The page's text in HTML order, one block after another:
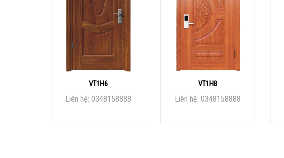
VT1H6
Liên hệ: 0348158888
VT1H8
Liên hệ: 0348158888